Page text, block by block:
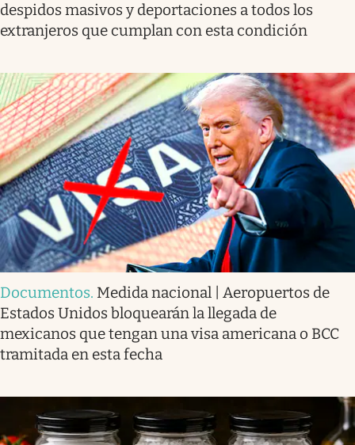
despidos masivos y deportaciones a todos los
extranjeros que cumplan con esta condición
Documentos. Medida nacional | Aeropuertos de
Estados Unidos bloquearán la llegada de
mexicanos que tengan una visa americana o BCC
tramitada en esta fecha